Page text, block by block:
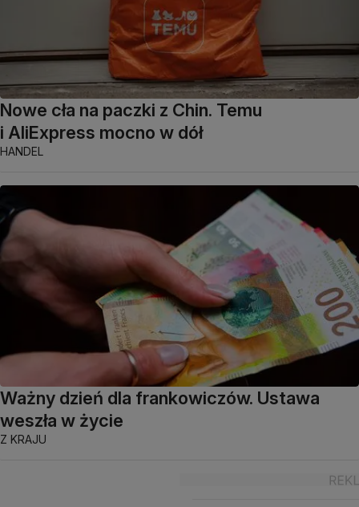
Nowe cła na paczki z Chin. Temu
i AliExpress mocno w dół
HANDEL
Ważny dzień dla frankowiczów. Ustawa
weszła w życie
Z KRAJU